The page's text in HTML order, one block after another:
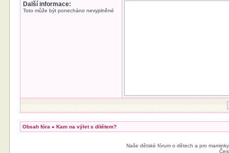
Další informace:
Toto může být ponecháno nevyplněné
Obsah fóra »Kam na výlet s dítětem?
Naše dětské fórum o dětech a pro